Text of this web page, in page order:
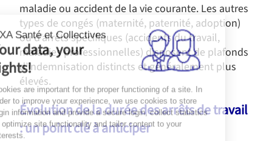
maladie ou accident de la vie courante. Les autres
types de congés (maternité, paternité, adoption)
ou d’arrêts spécifiques (accidents du travail,
maladies professionnelles) disposent de plafonds
d’indemnisation distincts et généralement plus
élevés.
Évolution de la durée des arrêts de travail
: un point clé à anticiper
AXA Santé et Collectives
Your data, your
rights!
Cookies are important for the proper functioning of a site. In
order to improve your experience, we use cookies to store
login information and provide a secure login, collect statistics
to optimize site functionality and tailor content to your
interests.